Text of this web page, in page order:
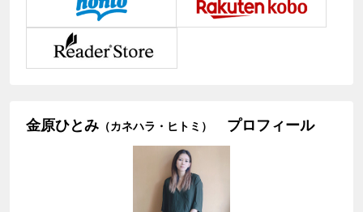
金原ひとみ （カネハラ・ヒトミ） プロフィール